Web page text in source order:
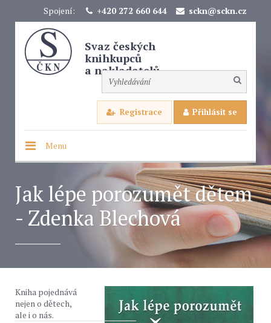
Spojení: +420 272 660 644 sckn@sckn.cz
Svaz českých
knihkupců
a nakladatelů
Registrace Přihlásit se
Menu
Jak lépe porozumět dětem
- Zdenka Blechová
Kniha pojednává
nejen o dětech,
ale i o nás.